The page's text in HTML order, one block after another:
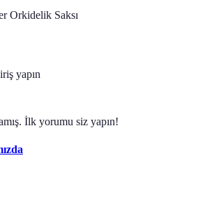
Orkidelik Saksı
yapın
İlk yorumu siz yapın!